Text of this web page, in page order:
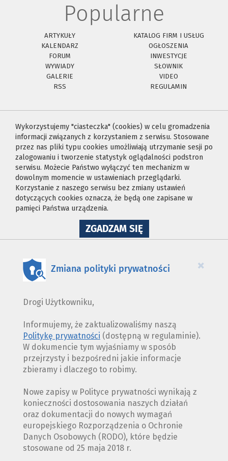
Popularne
ARTYKUŁY
KATALOG FIRM I USŁUG
KALENDARZ
OGŁOSZENIA
FORUM
INWESTYCJE
WYWIADY
SŁOWNIK
GALERIE
VIDEO
RSS
REGULAMIN
Wykorzystujemy "ciasteczka" (cookies) w celu gromadzenia
informacji związanych z korzystaniem z serwisu. Stosowane
przez nas pliki typu cookies umożliwiają utrzymanie sesji po
zalogowaniu i tworzenie statystyk oglądalności podstron
serwisu. Możecie Państwo wyłączyć ten mechanizm w
dowolnym momencie w ustawieniach przeglądarki.
Korzystanie z naszego serwisu bez zmiany ustawień
dotyczących cookies oznacza, że będą one zapisane w
pamięci Państwa urządzenia.
ZGADZAM SIĘNA
WYKORZYSTANIE
×
Zmiana polityki prywatności
Drogi Użytkowniku,
Informujemy, że zaktualizowaliśmy naszą
Politykę prywatności (dostępną w regulaminie).
W dokumencie tym wyjaśniamy w sposób
przejrzysty i bezpośredni jakie informacje
zbieramy i dlaczego to robimy.
Nowe zapisy w Polityce prywatności wynikają z
konieczności dostosowania naszych działań
oraz dokumentacji do nowych wymagań
europejskiego Rozporządzenia o Ochronie
Danych Osobowych (RODO), które będzie
stosowane od 25 maja 2018 r.